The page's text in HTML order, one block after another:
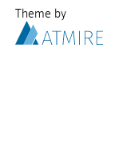
Theme by